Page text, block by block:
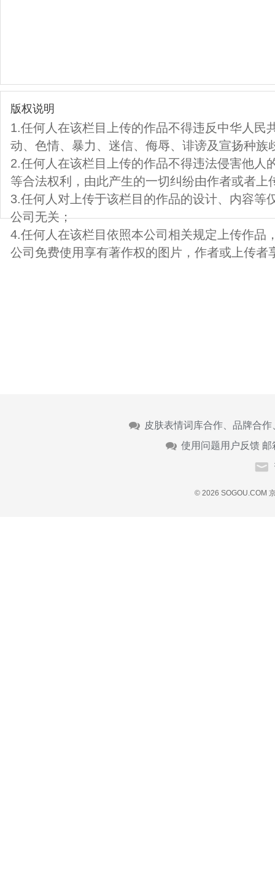
版权说明
1.任何人在该栏目上传的作品不得违反中华人民
动、色情、暴力、迷信、侮辱、诽谤及宣扬种族
2.任何人在该栏目上传的作品不得违法侵害他人
等合法权利，由此产生的一切纠纷由作者或者上
3.任何人对上传于该栏目的作品的设计、内容等
公司无关；
4.任何人在该栏目依照本公司相关规定上传作品
公司免费使用享有著作权的图片，作者或上传者
皮肤表情词库合作、品牌合
使用问题用户反馈 邮
© 2026 SOGOU.COM